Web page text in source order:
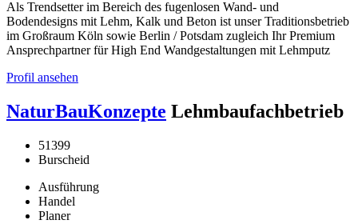
Als Trendsetter im Bereich des fugenlosen Wand- und
Bodendesigns mit Lehm, Kalk und Beton ist unser Traditionsbetrieb
im Großraum Köln sowie Berlin / Potsdam zugleich Ihr Premium
Ansprechpartner für High End Wandgestaltungen mit Lehmputz
Profil ansehen
NaturBauKonzepte Lehmbaufachbetrieb
51399
Burscheid
Ausführung
Handel
Planer